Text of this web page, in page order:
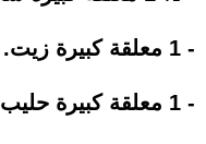
‏- 1 معلقة كبيرة زيت.
‏- 1 معلقة كبيرة حليب.